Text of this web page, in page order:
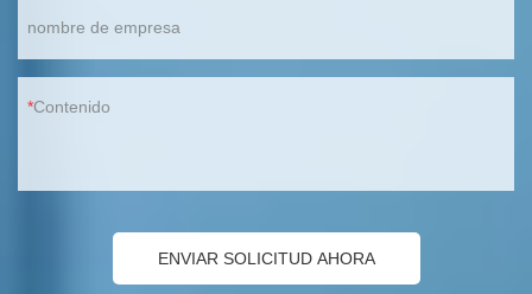
nombre de empresa
Contenido
ENVIAR SOLICITUD AHORA